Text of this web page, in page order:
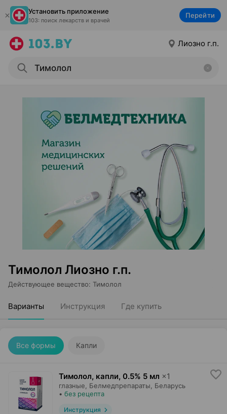
Установить приложение
103: поиск лекарств и врачей
Перейти
Лиозно г.п.
Тимолол Лиозно г.п.
Действующее вещество: Тимолол
Варианты Инструкция Где купить
Все формы Капли
Тимолол, капли, 0.5% 5 мл ×1
глазные, Белмедпрепараты , Беларусь
• без рецепта
Инструкция